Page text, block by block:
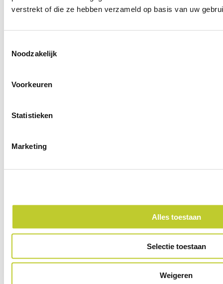
verstrekt of die ze hebben verzameld op basis van uw
Noodzakelijk
Voorkeuren
Statistieken
Marketing
Alles toestaan
Selectie toestaan
Weigeren
In winkelwagen
In winkelwagen